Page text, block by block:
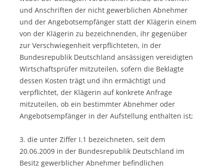
und Anschriften der nicht gewerblichen Abnehmer
und der Angebotsempfänger statt der Klägerin einem
von der Klägerin zu bezeichnenden, ihr gegenüber
zur Verschwiegenheit verpflichteten, in der
Bundesrepublik Deutschland ansässigen vereidigten
Wirtschaftsprüfer mitzuteilen, sofern die Beklagte
dessen Kosten trägt und ihn ermächtigt und
verpflichtet, der Klägerin auf konkrete Anfrage
mitzuteilen, ob ein bestimmter Abnehmer oder
Angebotsempfänger in der Aufstellung enthalten ist;
3. die unter Ziffer I.1 bezeichneten, seit dem
20.06.2009 in der Bundesrepublik Deutschland im
Besitz gewerblicher Abnehmer befindlichen